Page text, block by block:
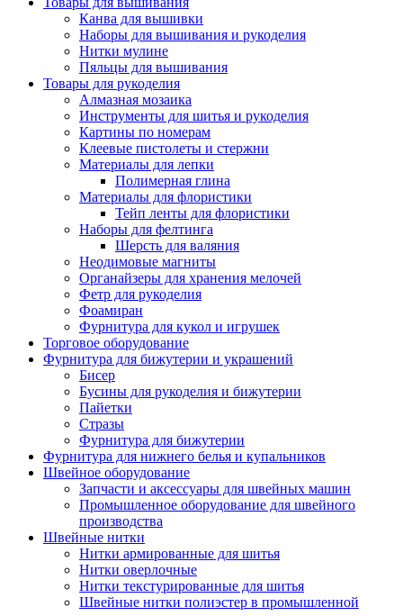
Канва для вышивки
Наборы для вышивания и рукоделия
Нитки мулине
Пяльцы для вышивания
Товары для рукоделия
Алмазная мозаика
Инструменты для шитья и рукоделия
Картины по номерам
Клеевые пистолеты и стержни
Материалы для лепки
Полимерная глина
Материалы для флористики
Тейп ленты для флористики
Наборы для фелтинга
Шерсть для валяния
Неодимовые магниты
Органайзеры для хранения мелочей
Фетр для рукоделия
Фоамиран
Фурнитура для кукол и игрушек
Торговое оборудование
Фурнитура для бижутерии и украшений
Бисер
Бусины для рукоделия и бижутерии
Пайетки
Стразы
Фурнитура для бижутерии
Фурнитура для нижнего белья и купальников
Швейное оборудование
Запчасти и аксессуары для швейных машин
Промышленное оборудование для швейного
производства
Швейные нитки
Нитки армированные для шитья
Нитки оверлочные
Нитки текстурированные для шитья
Швейные нитки полиэстер в промышленной